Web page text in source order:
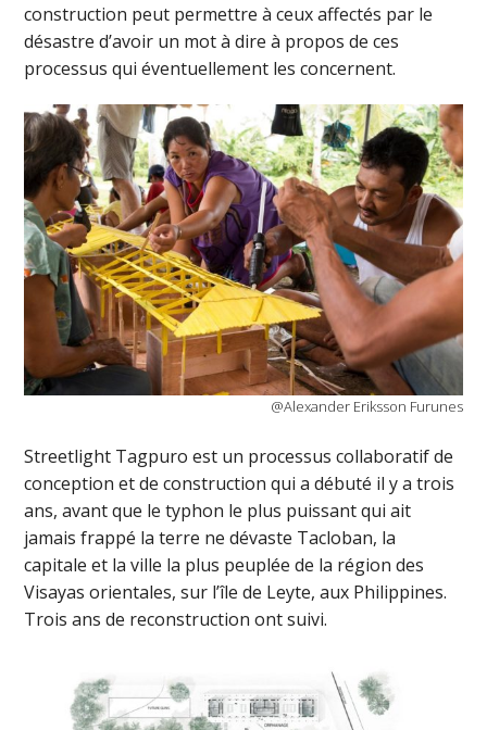
construction peut permettre à ceux affectés par le
désastre d’avoir un mot à dire à propos de ces
processus qui éventuellement les concernent.
@Alexander Eriksson Furunes
Streetlight Tagpuro est un processus collaboratif de
conception et de construction qui a débuté il y a trois
ans, avant que le typhon le plus puissant qui ait
jamais frappé la terre ne dévaste Tacloban, la
capitale et la ville la plus peuplée de la région des
Visayas orientales, sur l’île de Leyte, aux Philippines.
Trois ans de reconstruction ont suivi.